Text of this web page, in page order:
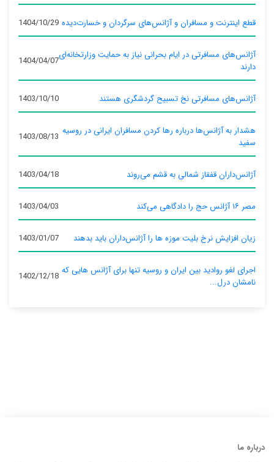
قطع اینترنت و مسافران و آژانس‌های سرگردان و خسارت‌دیده 1404/10/29
آژانس‌های مسافرتی در ایام بحرانی نیاز به حمایت وزارتخانه‌ای
دارند
1404/04/07
آژانس‌های مسافرتی نخ تسبیح گردشگری هستند 1403/10/10
هشدار به آژانس‌ها درباره رها کردن مسافران ایرانی در روسیه
سفید
1403/08/13
آژانس‌داران قفقاز شمالی به قشم می‌روند 1403/04/18
مصر ۱۶ آژانس حج را دادگاهی می‌کند 1403/04/03
زیان افزایش نرخ بلیت موزه ها را آژانس‌داران باید بدهند 1403/01/07
اجرای لغو روادید بین ایران و روسیه تنها برای آژانس‌ هایی که
نامشان درل...
1402/12/18
درباره ما